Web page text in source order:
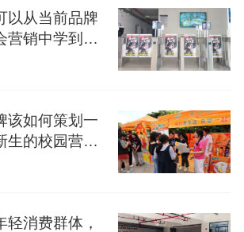
以从当前品牌
营销中学到什
该如何策划一
生的校园营
消费群体，